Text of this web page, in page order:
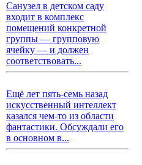
Санузел в детском саду
входит в комплекс
помещений конкретной
группы — групповую
ячейку — и должен
соответствовать...
Ещё лет пять-семь назад
искусственный интеллект
казался чем-то из области
фантастики. Обсуждали его
в основном в...